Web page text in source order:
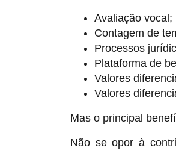
Avaliação vocal;
Contagem de
Processos
Plataforma de
Valores
Valores
Mas o principal
Não se opor à